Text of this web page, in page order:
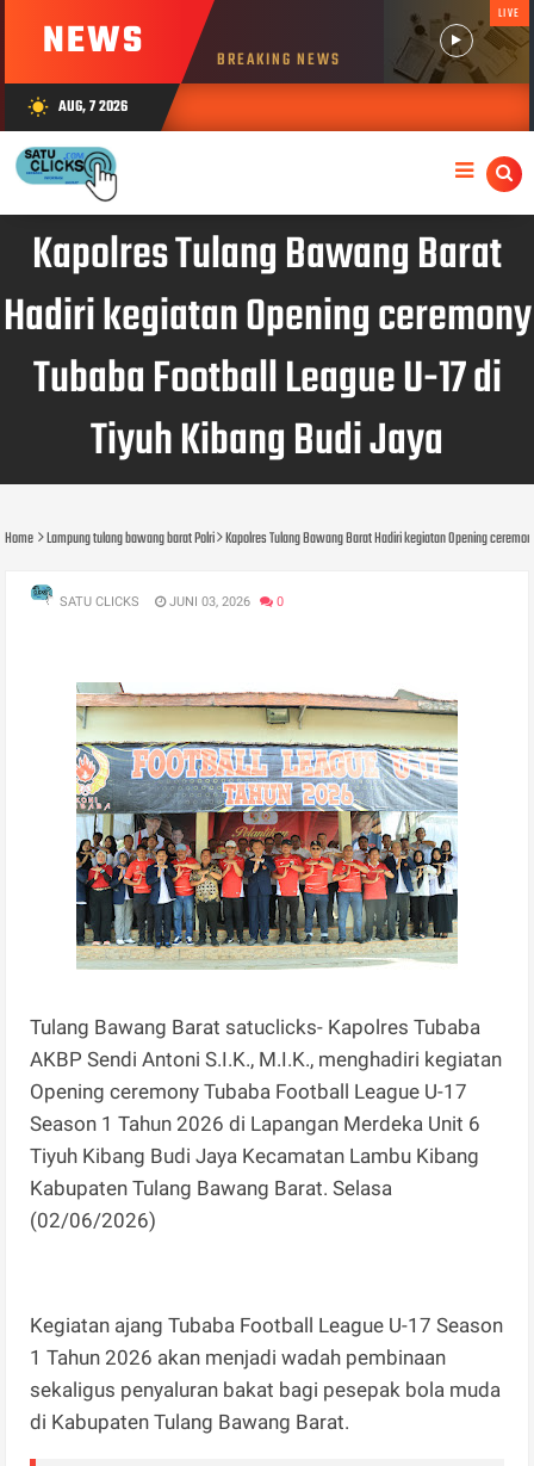
NEWS BREAKING NEWS
LIVE
wb_sunny AUG, 7 2026
Kapolres Tulang Bawang Barat
Hadiri kegiatan Opening ceremony
Tubaba Football League U-17 di
Tiyuh Kibang Budi Jaya
Home Lampung tulang bawang barat Polri Kapolres Tulang Bawang Barat Hadiri kegiatan Opening
SATU CLICKS JUNI 03, 2026 0
Tulang Bawang Barat satuclicks- Kapolres Tubaba
AKBP Sendi Antoni S.I.K., M.I.K., menghadiri kegiatan
Opening ceremony Tubaba Football League U-17
Season 1 Tahun 2026 di Lapangan Merdeka Unit 6
Tiyuh Kibang Budi Jaya Kecamatan Lambu Kibang
Kabupaten Tulang Bawang Barat. Selasa
(02/06/2026)
Kegiatan ajang Tubaba Football League U-17 Season
1 Tahun 2026 akan menjadi wadah pembinaan
sekaligus penyaluran bakat bagi pesepak bola muda
di Kabupaten Tulang Bawang Barat.